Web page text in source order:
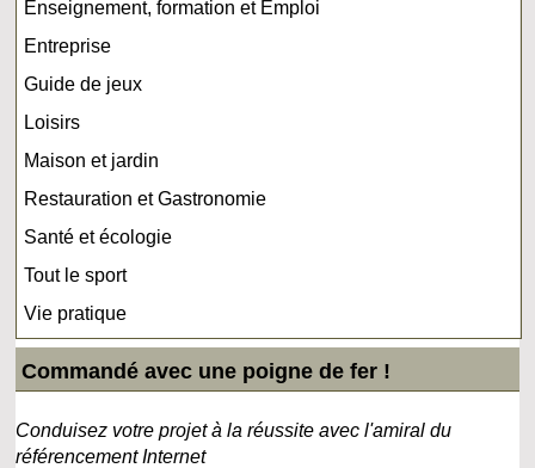
Enseignement, formation et Emploi
Entreprise
Guide de jeux
Loisirs
Maison et jardin
Restauration et Gastronomie
Santé et écologie
Tout le sport
Vie pratique
Commandé avec une poigne de fer !
Conduisez votre projet à la réussite avec l'amiral du
référencement Internet